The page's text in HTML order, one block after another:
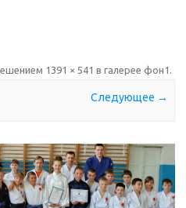
1391 × 541 в галерее фон1 .
Следующее →